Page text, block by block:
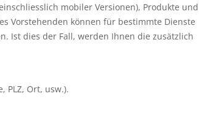
mobiler Versionen), Produkte und
Vorstehenden können für bestimmte Dienste
Ist dies der Fall, werden Ihnen die zusätzlich
PLZ, Ort, usw.).